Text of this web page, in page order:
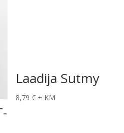
Laadija Sutmy
8,79€ + KM